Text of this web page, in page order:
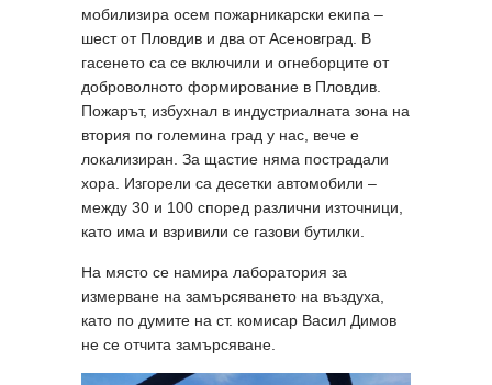
мобилизира осем пожарникарски екипа –
шест от Пловдив и два от Асеновград. В
гасенето са се включили и огнеборците от
доброволното формирование в Пловдив.
Пожарът, избухнал в индустриалната зона на
втория по големина град у нас, вече е
локализиран. За щастие няма пострадали
хора. Изгорели са десетки автомобили –
между 30 и 100 според различни източници,
като има и взривили се газови бутилки.
На място се намира лаборатория за
измерване на замърсяването на въздуха,
като по думите на ст. комисар Васил Димов
не се отчита замърсяване.